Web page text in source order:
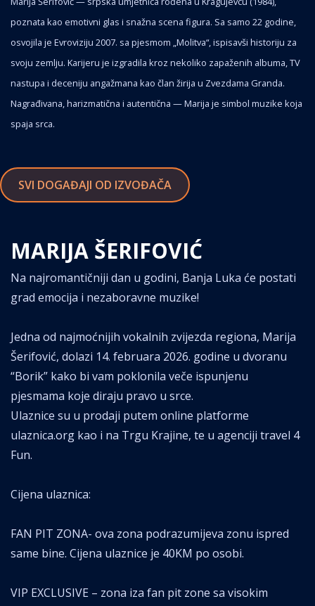
MARIJA ŠERIFOVIĆ
Na najromantičniji dan u godini, Banja Luka će postati
grad emocija i nezaboravne muzike!
Jedna od najmoćnijih vokalnih zvijezda regiona, Marija
Šerifović, dolazi 14. februara 2026. godine u dvoranu
“Borik” kako bi vam poklonila veče ispunjenu
pjesmama koje diraju pravo u srce.
Ulaznice su u prodaji putem online platforme
ulaznica.org kao i na Trgu Krajine, te u agenciji travel 4
Fun.
Cijena ulaznica:
FAN PIT ZONA- ova zona podrazumijeva zonu ispred
same bine. Cijena ulaznice je 40KM po osobi.
VIP EXCLUSIVE – zona iza fan pit zone sa visokim
poznata kao emotivni glas i snažna scena figura. Sa samo 22 godine,
osvojila je Evroviziju 2007. sa pjesmom „Molitva“, ispisavši historiju za
svoju zemlju. Karijeru je izgradila kroz nekoliko zapaženih albuma, TV
nastupa i deceniju angažmana kao član žirija u Zvezdama Granda.
Nagrađivana, harizmatična i autentična — Marija je simbol muzike koja
spaja srca.
SVI DOGAĐAJI OD IZVOĐAČA